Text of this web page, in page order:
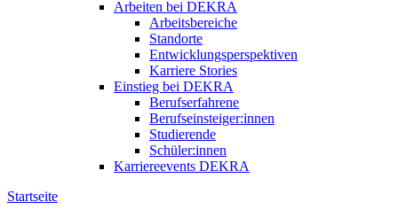
Arbeiten bei DEKRA
Arbeitsbereiche
Standorte
Entwicklungsperspektiven
Karriere Stories
Einstieg bei DEKRA
Berufserfahrene
Berufseinsteiger:innen
Studierende
Schüler:innen
Karriereevents DEKRA
Startseite